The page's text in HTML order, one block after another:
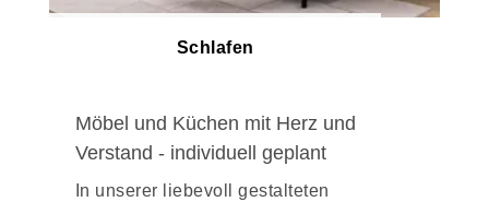
Schlafen
Möbel und Küchen mit Herz und
Verstand - individuell geplant
In unserer liebevoll gestalteten